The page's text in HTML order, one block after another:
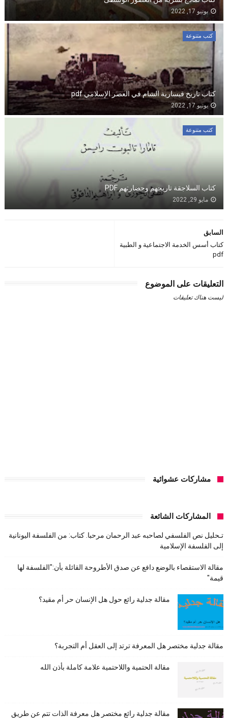
يونيو 17, 2022
كتب متنوعة
كتاب تاريخ قيسارية الشام في العصر الإسلامي pdf
يونيو 17, 2022
كتب متنوعة
كتاب السلاجقة تاريخهم وحضارتهم PDF
مايو 29, 2022
السابق
كتاب أسس الخدمة الاجتماعية و الطبية
pdf
التعليقات على الموضوع
ليست هناك تعليقات
مشاركات عشوائية
المشاركات الشائعة
تـحليل نص الفلسفي لصاحبه عبد الرحمان مرحبا. كتاب: من الفلسفة اليونانية
إلى الفلسفة الإسلامية
مقالة الاستقصاء بالوضع دافع عن صدق الأطروحة القائلة بأن:"الفلسفة لها
قيمة"
مقالة جدلية رائع حول هل الإنسان حر أم مقيد؟
مقالة جدلية مختصر هل المعرفة ترتد إلى العقل أم التجربة؟
مقالة الحتمية واللاحتمية علامة كاملة بأذن الله
مقالة جدلية رائع مختصر هل معرفة الذات تتم عن طريق